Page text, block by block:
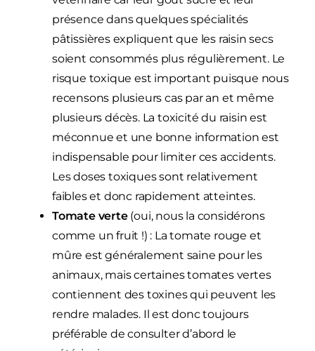
présence dans quelques spécialités
pâtissières expliquent que les raisin secs
soient consommés plus régulièrement. Le
risque toxique est important puisque nous
recensons plusieurs cas par an et même
plusieurs décès. La toxicité du raisin est
méconnue et une bonne information est
indispensable pour limiter ces accidents.
Les doses toxiques sont relativement
faibles et donc rapidement atteintes.
Tomate verte(oui, nous la considérons
comme un fruit !) : La tomate rouge et
mûre est généralement saine pour les
animaux, mais certaines tomates vertes
contiennent des toxines qui peuvent les
rendre malades. Il est donc toujours
préférable de consulter d’abord le